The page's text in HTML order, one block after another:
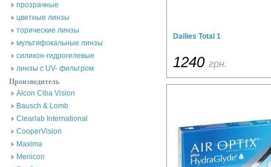
прозрачные
цветные линзы
торические линзы
мультифокальные линзы
силикон-гидрогелевые
линзы с UV- фильтром
Производитель
Alcon Ciba Vision
Bausch & Lomb
Clearlab International
CooperVision
Maxima
Menicon
Dailies Total 1
1240 грн.